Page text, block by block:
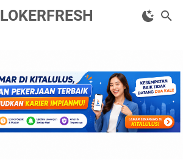
LOKERFRESH